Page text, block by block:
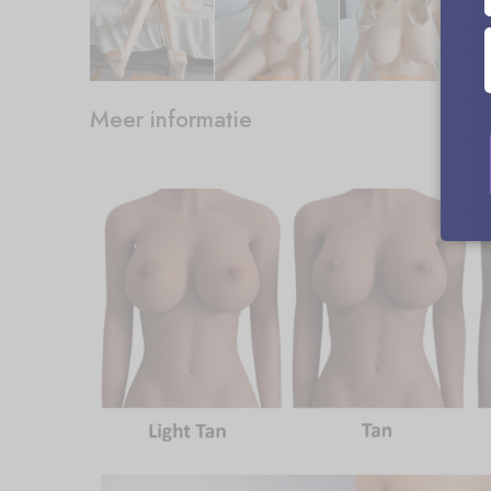
Meer informatie